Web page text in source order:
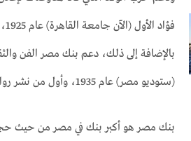
بالإضافة إلى ذلك، دعم بنك مصر الفن
(ستوديو مصر) عام 1935، وأول من نشر رواية يوسف إدريس “الحرام” عام 1959.